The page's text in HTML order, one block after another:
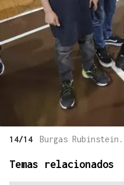
14/14 Burgas Rubinstein.
Temas relacionados